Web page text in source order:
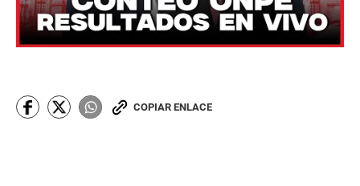
COPIAR ENLACE